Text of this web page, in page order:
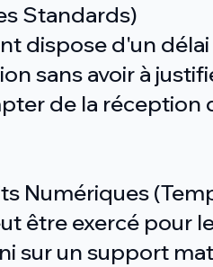
Standards)
dispose d'un
sans avoir à
de la réception
Numériques
être exercé pour
sur un support